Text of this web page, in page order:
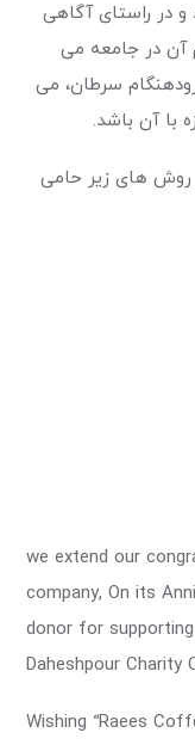
و در راستای آگاهی
آن در جامعه می
سرطان، می
با آن باشد.
روش های زیر حامی
we extend our
company, On its
donor for
Daheshpour Charity
Wishing “Raees